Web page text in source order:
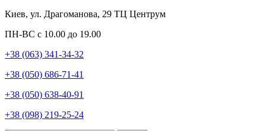
Киев, ул. Драгоманова, 29 ТЦ Центрум
ПН-ВС с 10.00 до 19.00
+38 (063) 341-34-32
+38 (050) 686-71-41
+38 (050) 638-40-91
+38 (098) 219-25-24